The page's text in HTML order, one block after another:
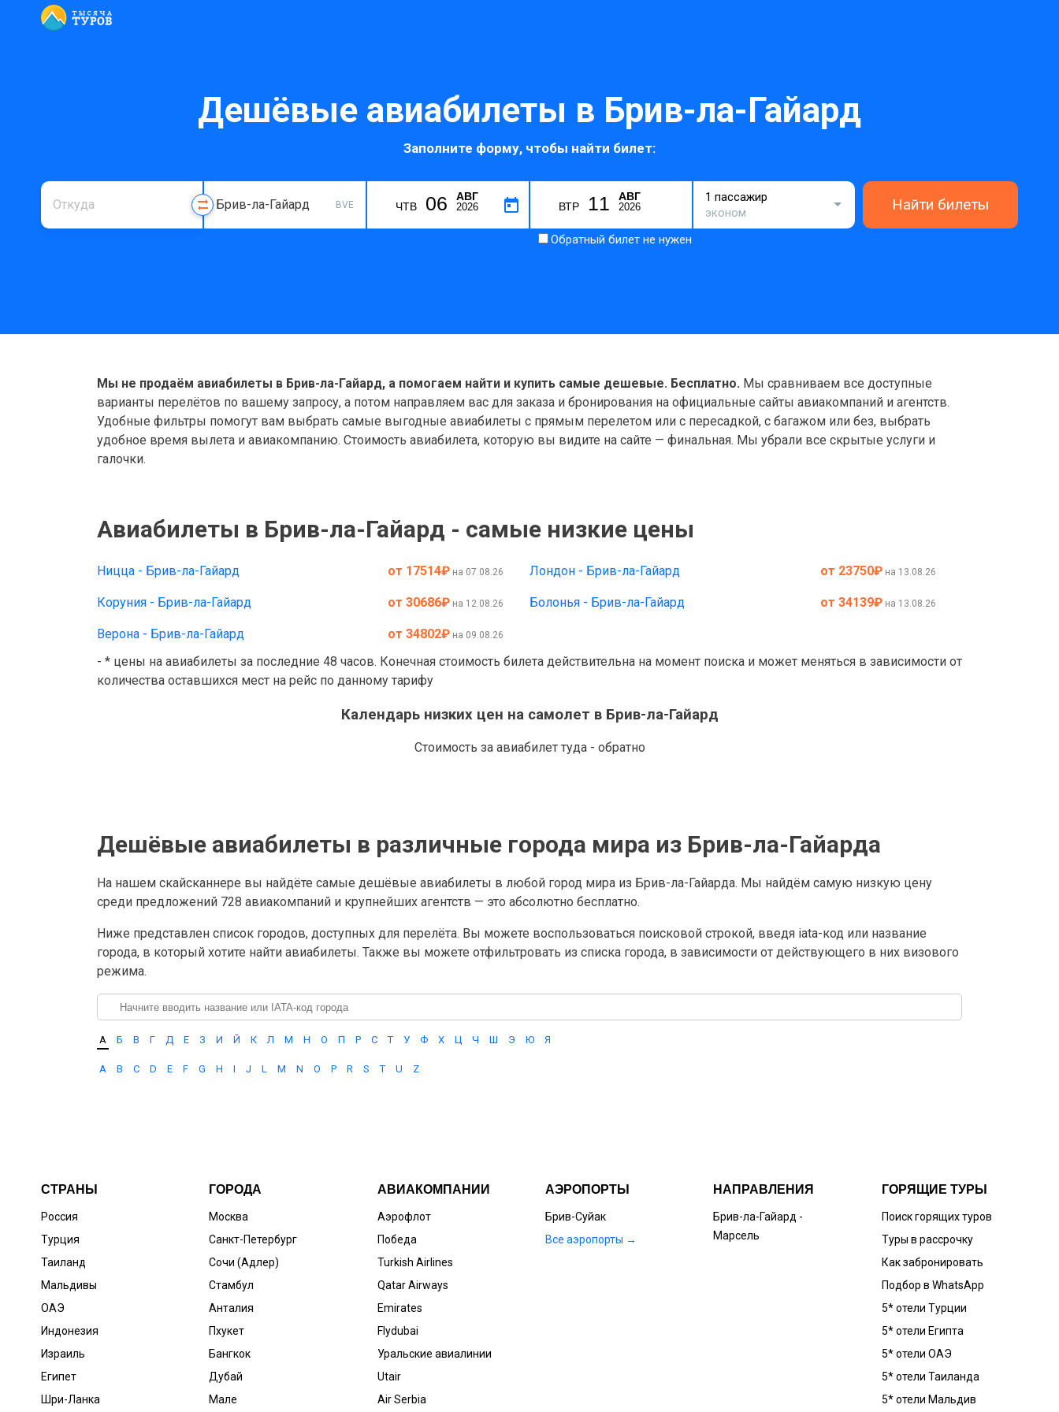
Дешёвые авиабилеты в Брив-ла-Гайард
Заполните форму, чтобы найти билет:
BVE ЧТВ 06 АВГ
2026 ВТР 11 АВГ
2026
1 пассажир
эконом
Найти билеты
Обратный билет не нужен
Мы не продаём авиабилеты в Брив-ла-Гайард, а помогаем найти и купить самые дешевые. Бесплатно. Мы сравниваем все доступные
варианты перелётов по вашему запросу, а потом направляем вас для заказа и бронирования на официальные сайты авиакомпаний и агентств.
Удобные фильтры помогут вам выбрать самые выгодные авиабилеты с прямым перелетом или с пересадкой, с багажом или без, выбрать
удобное время вылета и авиакомпанию. Стоимость авиабилета, которую вы видите на сайте — финальная. Мы убрали все скрытые услуги и
галочки.
Авиабилеты в Брив-ла-Гайард - самые низкие цены
Ницца - Брив-ла-Гайард от 17514₽ на 07.08.26 Лондон - Брив-ла-Гайард от 23750₽ на 13.08.26
Коруния - Брив-ла-Гайард от 30686₽ на 12.08.26 Болонья - Брив-ла-Гайард от 34139₽ на 13.08.26
Верона - Брив-ла-Гайард от 34802₽ на 09.08.26
- * цены на авиабилеты за последние 48 часов. Конечная стоимость билета действительна на момент поиска и может меняться в зависимости от
количества оставшихся мест на рейс по данному тарифу
Календарь низких цен на самолет в Брив-ла-Гайард
Стоимость за авиабилет туда - обратно
Дешёвые авиабилеты в различные города мира из Брив-ла-Гайарда
На нашем скайсканнере вы найдёте самые дешёвые авиабилеты в любой город мира из Брив-ла-Гайарда. Мы найдём самую низкую цену
среди предложений 728 авиакомпаний и крупнейших агентств — это абсолютно бесплатно.
Ниже представлен список городов, доступных для перелёта. Вы можете воспользоваться поисковой строкой, введя iata-код или название
города, в который хотите найти авиабилеты. Также вы можете отфильтровать из списка города, в зависимости от действующего в них визового
режима.
А Б В Г Д Е З И Й К Л М Н О П Р С Т У Ф Х Ц Ч Ш Э Ю Я
A B C D E F G H I J L M N O P R S T U Z
СТРАНЫ
Россия
Турция
Таиланд
Мальдивы
ОАЭ
Индонезия
Израиль
Египет
Шри-Ланка
ГОРОДА
Москва
Санкт-Петербург
Сочи (Адлер)
Стамбул
Анталия
Пхукет
Бангкок
Дубай
Мале
АВИАКОМПАНИИ
Аэрофлот
Победа
Turkish Airlines
Qatar Airways
Emirates
Flydubai
Уральские авиалинии
Utair
Air Serbia
АЭРОПОРТЫ
Брив-Суйак
Все аэропорты →
НАПРАВЛЕНИЯ
Брив-ла-Гайард -
Марсель
ГОРЯЩИЕ ТУРЫ
Поиск горящих туров
Туры в рассрочку
Как забронировать
Подбор в WhatsApp
5* отели Турции
5* отели Египта
5* отели ОАЭ
5* отели Таиланда
5* отели Мальдив